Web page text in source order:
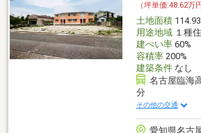
（坪単価:48.62万円
土地面積
用途地域１種
建ぺい率60%
容積率200%
建築条件なし
名古屋臨海
分
その他の交通
愛知県名古